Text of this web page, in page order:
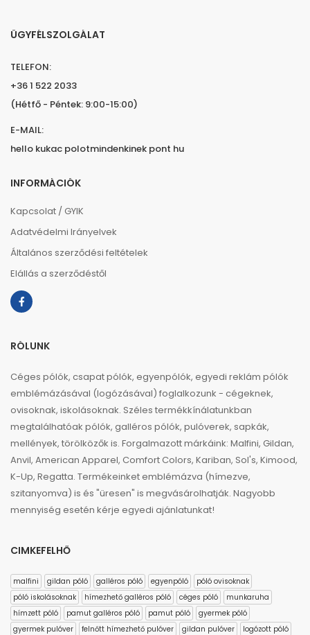
ÜGYFÉLSZOLGÁLAT
TELEFON:
+36 1 522 2033
(Hétfő - Péntek: 9:00-15:00)
E-MAIL:
hello kukac polotmindenkinek pont hu
INFORMÁCIÓK
Kapcsolat / GYIK
Adatvédelmi Irányelvek
Általános szerződési feltételek
Elállás a szerződéstől
RÓLUNK
Céges pólók, csapat pólók, egyenpólók, egyedi reklám pólók
emblémázásával (logózásával) foglalkozunk - cégeknek,
ovisoknak, iskolásoknak. Széles termékkínálatunkban
megtalálhatóak pólók, galléros pólók, pulóverek, sapkák,
mellények, törölközők is. Forgalmazott márkáink: Malfini, Gildan,
Anvil, American Apparel, Comfort Colors, Kariban, Sol's, Kimood,
K-Up, Regatta. Termékeinket emblémázva (hímezve,
szitanyomva) is és "üresen" is megvásárolhatják. Nagyobb
mennyiség esetén kérje egyedi ajánlatunkat!
CIMKEFELHŐ
malfini gildan póló galléros póló egyenpóló
póló ovisoknak
póló iskolásoknak
hímezhető galléros póló céges póló
munkaruha
hímzett póló
pamut galléros póló pamut póló
gyermek póló
gyermek pulóver
felnőtt hímezhető pulóver gildan pulóver logózott póló